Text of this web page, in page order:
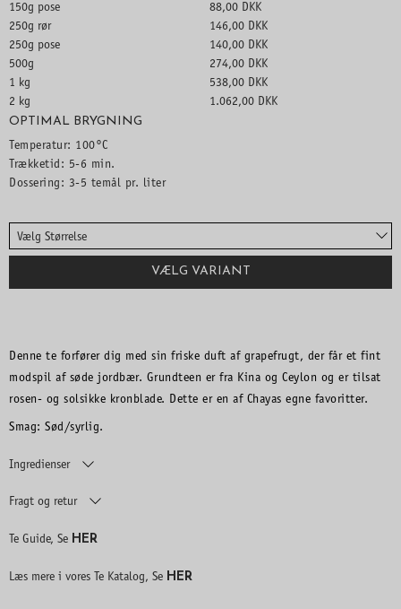
150g pose
88,00 DKK
250g rør
146,00 DKK
250g pose
140,00 DKK
500g
274,00 DKK
1 kg
538,00 DKK
2 kg
1.062,00 DKK
OPTIMAL BRYGNING
Temperatur: 100°C
Trækketid: 5-6 min.
Dossering: 3-5 temål pr. liter
Vælg Størrelse
VÆLG VARIANT
Denne te forfører dig med sin friske duft af grapefrugt, der får et fint
modspil af søde jordbær. Grundteen er fra Kina og Ceylon og er tilsat
rosen- og solsikke kronblade. Dette er en af Chayas egne favoritter.
Smag: Sød/syrlig.
Ingredienser
Fragt og retur
Te Guide, Se HER
Læs mere i vores Te Katalog, Se HER